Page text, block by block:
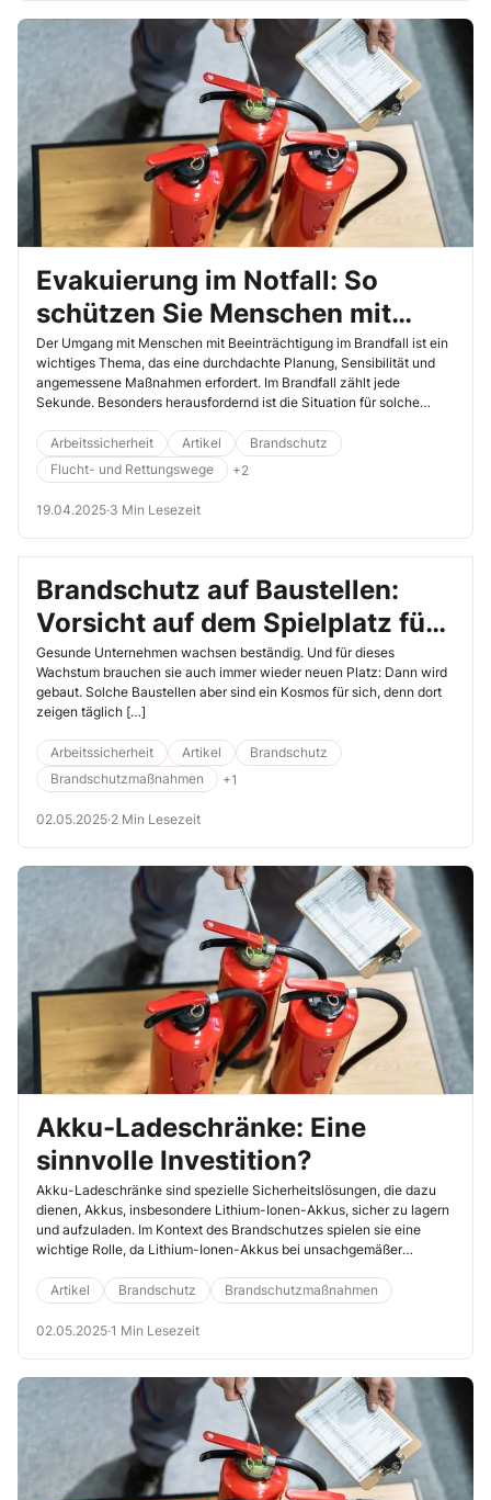
Evakuierung im Notfall: So
schützen Sie Menschen mit
Beeinträchtigungen richtig!
Der Umgang mit Menschen mit Beeinträchtigung im Brandfall ist ein
wichtiges Thema, das eine durchdachte Planung, Sensibilität und
angemessene Maßnahmen erfordert. Im Brandfall zählt jede
Sekunde. Besonders herausfordernd ist die Situation für solche
benötigen, um sicher evakuiert zu werden. Ich möchte Ihnen im
Folgenden Handlungsmöglichkeiten und Strategien aufzeigen, um
sicherzustellen, dass alle Personen, unabhängig von ihren
Arbeitssicherheit Artikel
Brandschutz
Flucht- und Rettungswege
+2
19.04.2025·3 Min Lesezeit
Brandschutz auf Baustellen:
Vorsicht auf dem Spielplatz für
Gewerke!
Gesunde Unternehmen wachsen beständig. Und für dieses
Wachstum brauchen sie auch immer wieder neuen Platz: Dann wird
gebaut. Solche Baustellen aber sind ein Kosmos für sich, denn dort
zeigen täglich […]
Arbeitssicherheit Artikel
Brandschutz
Brandschutzmaßnahmen
+1
02.05.2025·2 Min Lesezeit
Akku-Ladeschränke: Eine
sinnvolle Investition?
Akku-Ladeschränke sind spezielle Sicherheitslösungen, die dazu
dienen, Akkus, insbesondere Lithium-Ionen-Akkus, sicher zu lagern
und aufzuladen. Im Kontext des Brandschutzes spielen sie eine
wichtige Rolle, da Lithium-Ionen-Akkus bei unsachgemäßer
darstellen und im schlimmsten Fall Feuer fangen oder explodieren
können.
Artikel Brandschutz Brandschutzmaßnahmen
02.05.2025·1 Min Lesezeit